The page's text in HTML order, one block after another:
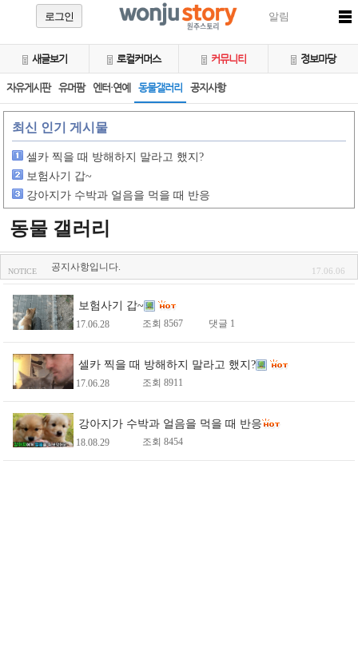
로그인 알림
새글보기 로컬커머스 커뮤니티 정보마당
자유게시판 유머팜 엔터·연예 동물갤러리 공지사항
최신 인기 게시물
셀카 찍을 때 방해하지 말라고 했지?
보험사기 갑~
강아지가 수박과 얼음을 먹을 때 반응
동물 갤러리
NOTICE 공지사항입니다. 17.06.06
보험사기 갑~
17.06.28 조회 8567 댓글 1
셀카 찍을 때 방해하지 말라고 했지?
17.06.28 조회 8911
강아지가 수박과 얼음을 먹을 때 반응
18.08.29 조회 8454